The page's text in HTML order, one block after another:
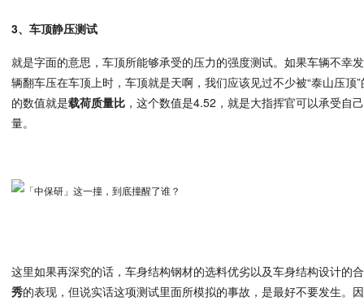
3、车顶静压测试
就是字面的意思，车顶所能够承受的压力的强度测试。如果车辆不幸
辆翻车压在车顶上时，车顶就是天啊，我们应该见过不少被“泰山压顶
的数值就是载荷质量比 ，这个数值是4.52，就是大指挥官可以承受自
量。
这里如果再深究的话，车身结构钢材的选料优劣以及车身结构设计的
秀的表现，但说实话这项测试里面所模拟的事故，是最好不要发生。